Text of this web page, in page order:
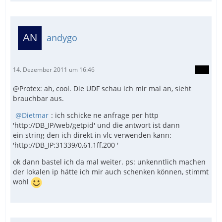
andygo
14. Dezember 2011 um 16:46
@Protex: ah, cool. Die UDF schau ich mir mal an, sieht
brauchbar aus.
Dietmar : ich schicke ne anfrage per http
'http://DB_IP/web/getpid' und die antwort ist dann
ein string den ich direkt in vlc verwenden kann:
'http://DB_IP:31339/0,61,1ff,200 '
ok dann bastel ich da mal weiter. ps: unkenntlich machen
der lokalen ip hätte ich mir auch schenken können, stimmt
wohl